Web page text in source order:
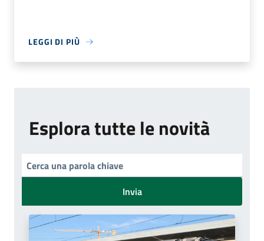
LEGGI DI PIÙ
Esplora tutte le novità
Invia